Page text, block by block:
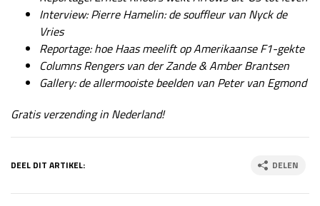
Interview: Pierre Hamelin: de souffleur van Nyck de
Vries
Reportage: hoe Haas meelift op Amerikaanse F1-gekte
Columns Rengers van der Zande & Amber Brantsen
Gallery: de allermooiste beelden van Peter van Egmond
Gratis verzending in Nederland!
DEEL DIT ARTIKEL: DELEN